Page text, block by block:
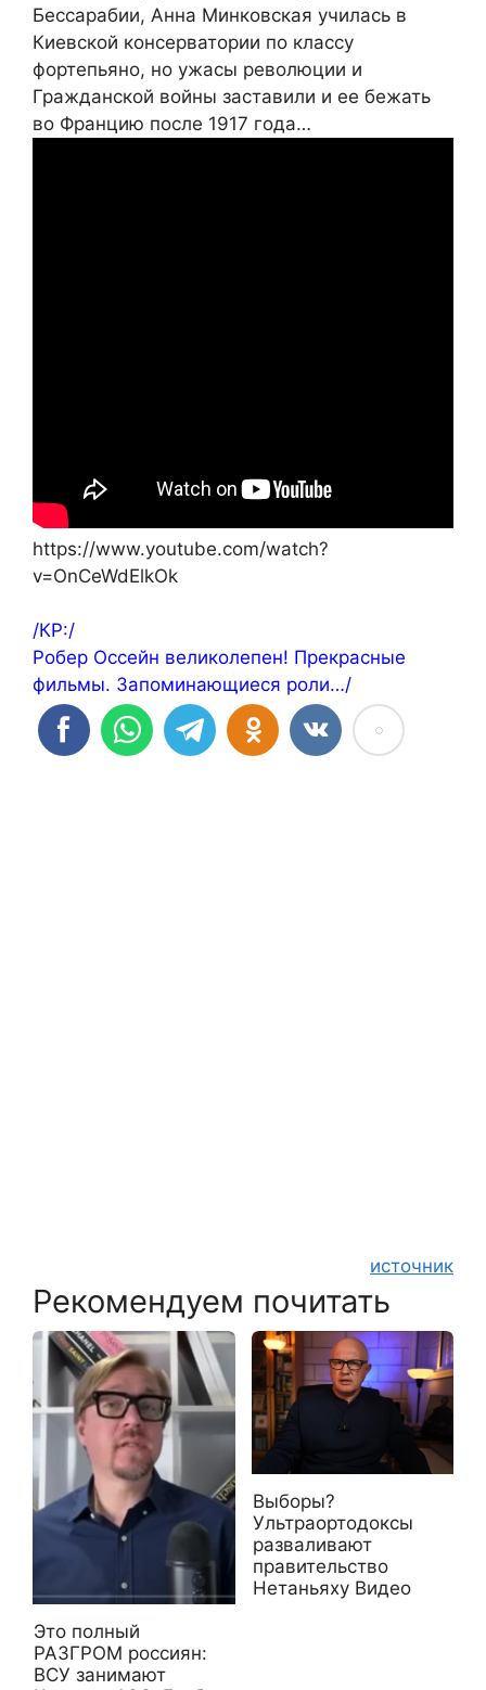
Бессарабии, Анна Минковская училась в
Киевской консерватории по классу
фортепьяно, но ужасы революции и
Гражданской войны заставили и ее бежать
во Францию после 1917 года…
https://www.youtube.com/watch?
v=OnCeWdElkOk
/КР:/
Робер Оссейн великолепен! Прекрасные
фильмы. Запоминающиеся роли…/
источник
Рекомендуем почитать
Это полный
РАЗГРОМ россиян:
ВСУ занимают
Выборы?
Ультраортодоксы
разваливают
правительство
Нетаньяху Видео